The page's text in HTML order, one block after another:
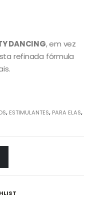
DANCING, em vez
refinada fórmula
, ESTIMULANTES, PARA ELAS,